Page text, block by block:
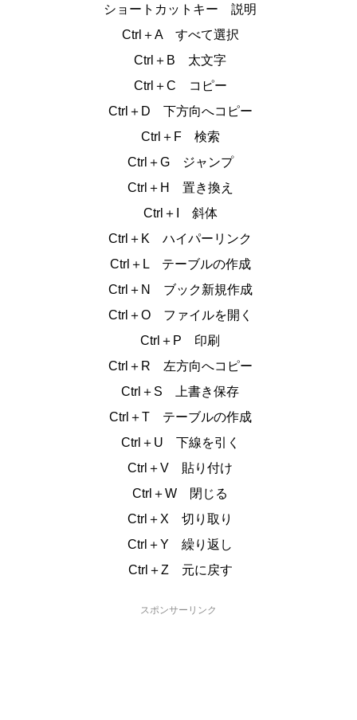
ショートカットキー 説明
Ctrl＋A すべて選択
Ctrl＋B 太文字
Ctrl＋C コピー
Ctrl＋D 下方向へコピー
Ctrl＋F 検索
Ctrl＋G ジャンプ
Ctrl＋H 置き換え
Ctrl＋I 斜体
Ctrl＋K ハイパーリンク
Ctrl＋L テーブルの作成
Ctrl＋N ブック新規作成
Ctrl＋O ファイルを開く
Ctrl＋P 印刷
Ctrl＋R 左方向へコピー
Ctrl＋S 上書き保存
Ctrl＋T テーブルの作成
Ctrl＋U 下線を引く
Ctrl＋V 貼り付け
Ctrl＋W 閉じる
Ctrl＋X 切り取り
Ctrl＋Y 繰り返し
Ctrl＋Z 元に戻す
スポンサーリンク